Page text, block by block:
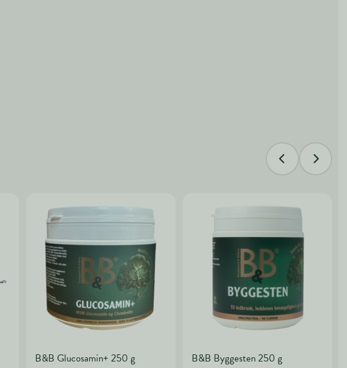
B&B Glucosamin+ 250 g B&B Byggesten 250 g